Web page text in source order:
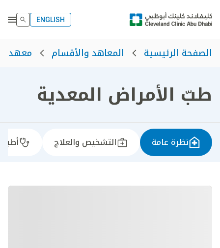
ENGLISH
الصفحة الرئيسية المعاهد والأقسام معهد
طبّ الأمراض المعدية
نظرة عامة التشخيص والعلاج